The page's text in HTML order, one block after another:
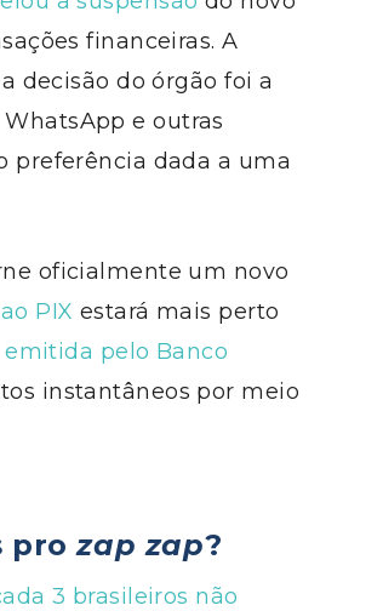
financeiras. A
decisão do órgão foi a
e outras
preferência dada a uma
oficialmente um novo
PIX estará mais perto
emitida pelo Banco
instantâneos por meio
prozap zap?
3 brasileiros não